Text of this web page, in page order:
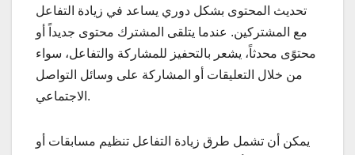
تحديث المحتوى بشكل دوري يساعد في زيادة التفاعل
مع المشتركين. عندما يتلقى المشترك محتوى جديداً أو
محتوًى محدثاً، يشعر بالتحفيز للمشاركة والتفاعل، سواء
من خلال التعليقات أو المشاركة على وسائل التواصل
الاجتماعي.
يمكن أن تشمل طرق زيادة التفاعل تنظيم مسابقات أو